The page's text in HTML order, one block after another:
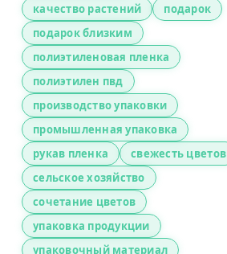
качество растений
подарок
подарок близким
полиэтиленовая пленка
полиэтилен пвд
производство упаковки
промышленная упаковка
рукав пленка
свежесть цветов
сельское хозяйство
сочетание цветов
упаковка продукции
упаковочный материал